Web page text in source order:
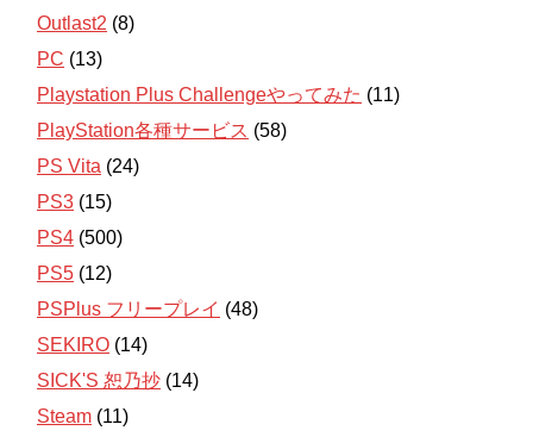
Outlast2 (8)
PC (13)
Playstation Plus Challengeやってみた (11)
PlayStation各種サービス (58)
PS Vita (24)
PS3 (15)
PS4 (500)
PS5 (12)
PSPlus フリープレイ (48)
SEKIRO (14)
SICK'S 恕乃抄 (14)
Steam (11)